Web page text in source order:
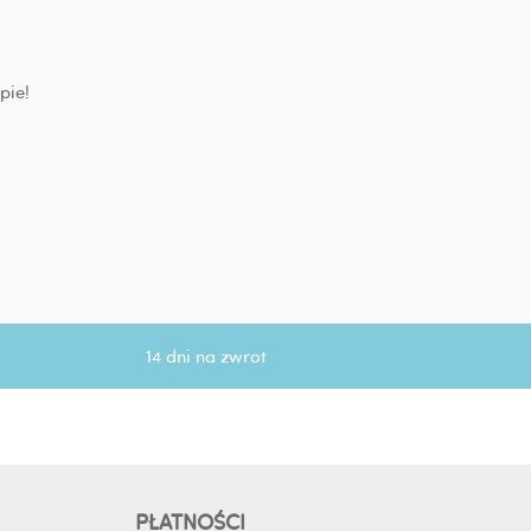
14 dni na zwrot
PŁATNOŚCI